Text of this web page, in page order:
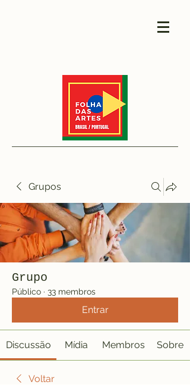
Grupos
Grupo
Público · 33 membros
Entrar
Discussão Mídia Membros Sobre
Voltar